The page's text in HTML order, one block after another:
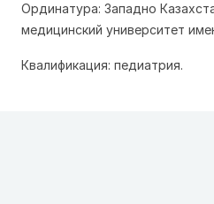
Ординатура: Западно
медицинский университет
Квалификация: педиатрия.